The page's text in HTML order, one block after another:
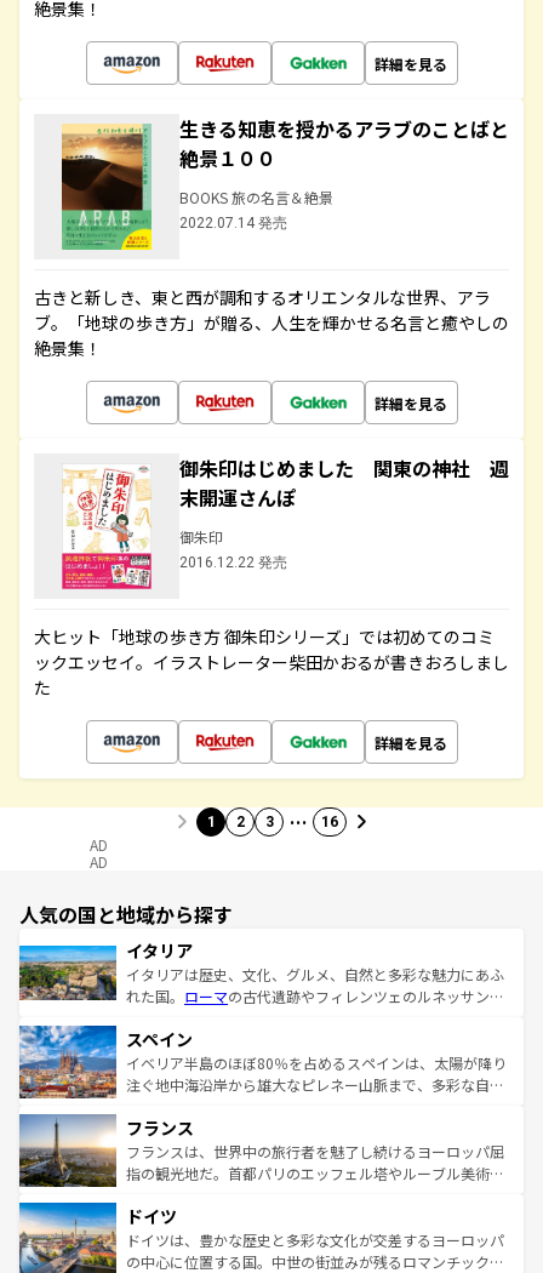
絶景集！
詳細を見る
生きる知恵を授かるアラブのことばと
絶景１００
BOOKS 旅の名言＆絶景
2022.07.14 発売
古きと新しき、東と西が調和するオリエンタルな世界、アラ
ブ。「地球の歩き方」が贈る、人生を輝かせる名言と癒やしの
絶景集！
詳細を見る
御朱印はじめました 関東の神社 週
末開運さんぽ
御朱印
2016.12.22 発売
大ヒット「地球の歩き方 御朱印シリーズ」では初めてのコミ
ックエッセイ。イラストレーター柴田かおるが書きおろしまし
た
詳細を見る
1 2 3 … 16
AD
AD
人気の国と地域から探す
イタリア
イタリアは歴史、文化、グルメ、自然と多彩な魅力にあふ
れた国。 ローマの古代遺跡やフィレンツェのルネッサンス
ろん、トスカーナの美しい田園風景やアマルフィ海岸の絶
景など、自然景観も見逃せない。観光の合間には、本場の
ピザやパスタなど、絶品のイタリア料理を堪能することも
ませてくれるイタリアで、忘れられない旅をしてみよう！
なお、新着のイタリア情報はコンテンツ一覧 を参照してほ
しい。
スペイン
イベリア半島のほぼ80％を占めるスペインは、太陽が降り
注ぐ地中海沿岸から雄大なピレネー山脈まで、多彩な自然
文化が根付くこの国では、情熱的なフラメンコ、熱気あふ
れる闘牛、そして美味しいタパスが生活の一部となってい
る。首都マドリードの洗練された雰囲気や、バルセロナの
の城塞都市、穏やかなビーチリゾートまで多彩な表情を見
せる。地方によって風土や気候が異なるスペインはその個
性で訪れる人を魅了する。 なお、新着のスペイン情報はコ
フランス
フランスは、世界中の旅行者を魅了し続けるヨーロッパ屈
指の観光地だ。首都パリのエッフェル塔やルーブル美術館
で、幅広い魅力が詰まっている。華麗な宮殿、歴史的な大
聖堂、美しいビーチ、そして豊かな自然が、訪れる者を心
から魅了する。また、フランスは美食の国としても知ら
ドイツ
ドイツは、豊かな歴史と多彩な文化が交差するヨーロッパ
の中心に位置する国。中世の街並みが残るロマンチック街